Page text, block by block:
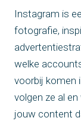
Instagram is
fotografie,
welke
voorbij komen
volgen ze al
jouw content